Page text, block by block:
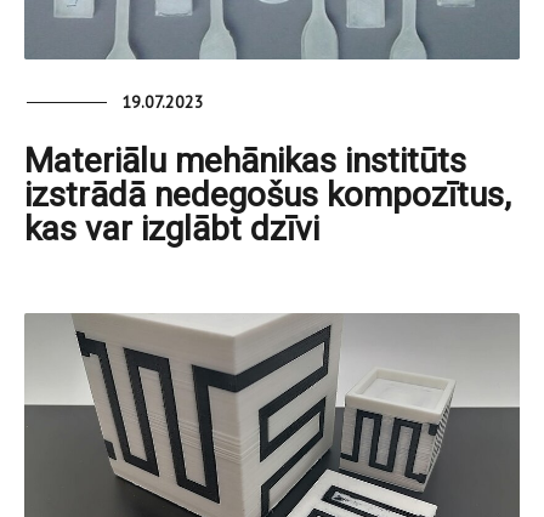
19.07.2023
Materiālu mehānikas institūts
izstrādā nedegošus kompozītus,
kas var izglābt dzīvi